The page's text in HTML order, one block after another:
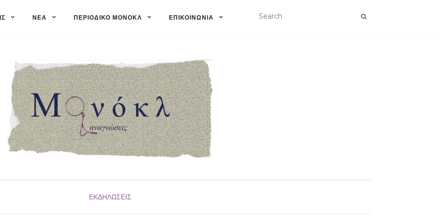
ΝΈΑ ΠΕΡΙΟΔΙΚΌ ΜΟΝΌΚΛ ΕΠΙΚΟΙΝΩΝΊΑ
ΕΚΔΗΛΏΣΕΙΣ